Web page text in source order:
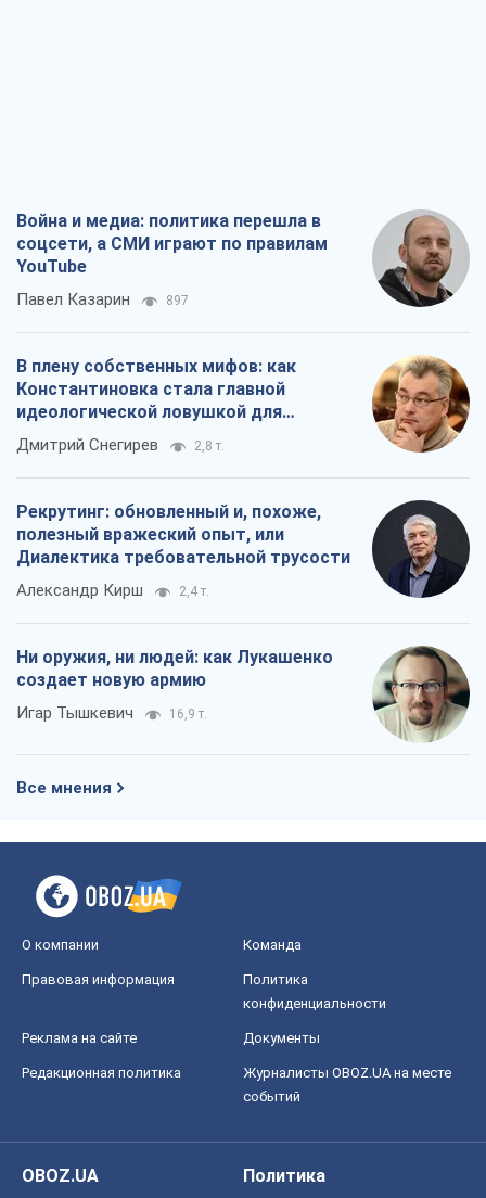
Война и медиа: политика перешла в
соцсети, а СМИ играют по правилам
YouTube
Павел Казарин 897
В плену собственных мифов: как
Константиновка стала главной
идеологической ловушкой для
российских оккупантов
Дмитрий Снегирев 2,8 т.
Рекрутинг: обновленный и, похоже,
полезный вражеский опыт, или
Диалектика требовательной трусости
Александр Кирш 2,4 т.
Ни оружия, ни людей: как Лукашенко
создает новую армию
Игар Тышкевич 16,9 т.
Все мнения
О компании Команда
Правовая информация
Политика
конфиденциальности
Реклама на сайте Документы
Редакционная политика
Журналисты OBOZ.UA на месте
событий
OBOZ.UA
Политика